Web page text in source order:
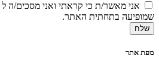
אני מאשר/ת כי קראתי ואני מסכים/ה ל
שמופיעה בתחתית האתר.
שלח
מפת אתר